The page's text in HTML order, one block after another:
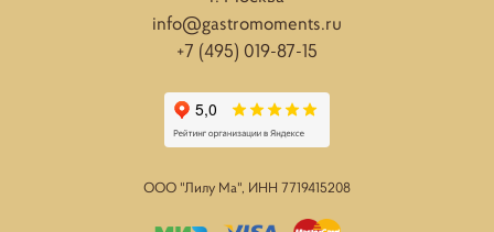
info@gastromoments.ru
+7 (495) 019-87-15
ООО "Лилу Ма", ИНН 7719415208